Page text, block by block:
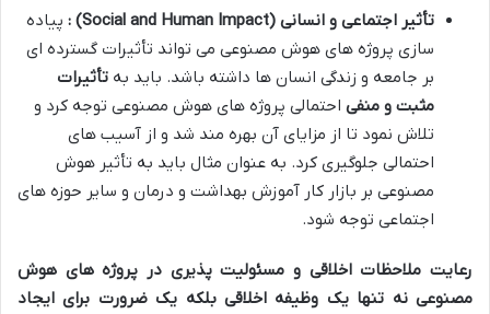
تأثیر اجتماعی و انسانی (Social and Human Impact)
: پیاده
سازی پروژه های هوش مصنوعی می تواند تأثیرات گسترده ای
بر جامعه و زندگی انسان ها داشته باشد. باید به تأثیرات
مثبت و منفی احتمالی پروژه های هوش مصنوعی توجه کرد و
تلاش نمود تا از مزایای آن بهره مند شد و از آسیب های
احتمالی جلوگیری کرد. به عنوان مثال باید به تأثیر هوش
مصنوعی بر بازار کار آموزش بهداشت و درمان و سایر حوزه های
اجتماعی توجه شود.
رعایت ملاحظات اخلاقی و مسئولیت پذیری در پروژه های هوش
مصنوعی نه تنها یک وظیفه اخلاقی بلکه یک ضرورت برای ایجاد